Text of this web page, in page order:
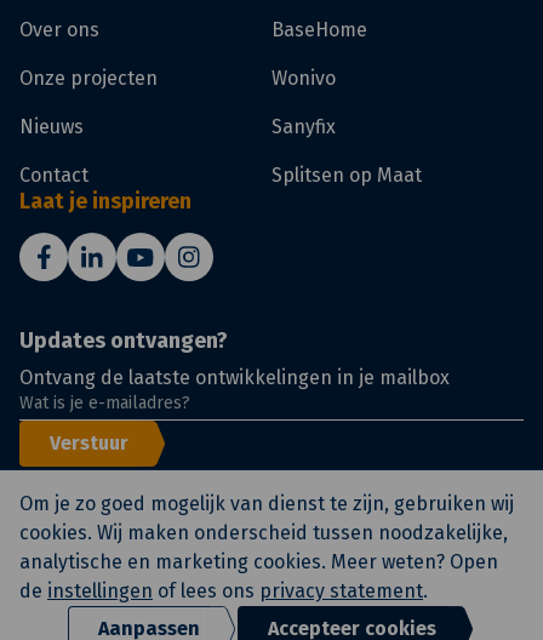
Over ons
Onze projecten
Nieuws
Contact
BaseHome
Wonivo
Sanyfix
Splitsen op Maat
Laat je inspireren
Updates ontvangen?
Ontvang de laatste ontwikkelingen in je mailbox
Verstuur
© KlokGroep Certificeringen
Voorwaarden
Privacy statement en
Om je zo goed mogelijk van dienst te zijn, gebruiken wij
cookies. Wij maken onderscheid tussen noodzakelijke,
analytische en marketing cookies. Meer weten? Open
de instellingen of lees ons privacy statement.
Aanpassen
Accepteer cookies